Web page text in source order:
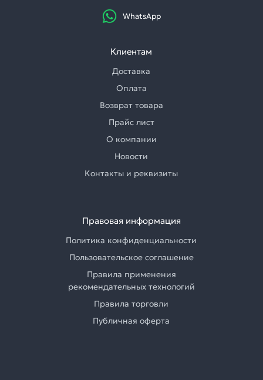
WhatsApp
Клиентам
Доставка
Оплата
Возврат товара
Прайс лист
О компании
Новости
Контакты и реквизиты
Правовая информация
Политика конфиденциальности
Пользовательское соглашение
Правила применения
рекомендательных технологий
Правила торговли
Публичная оферта